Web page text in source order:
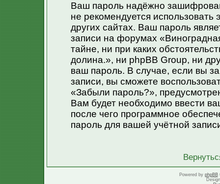
Ваш пароль надёжно
не рекомендуется
других сайтах. Ваш пароль
записи на форумах
тайне, ни при каких
долина.», ни phpBB Group, ни
ваш пароль. В случае, если вы
записи, вы сможете
«Забыли пароль?»,
Вам будет необходимо ввести
после чего программное
пароль для вашей учётной
Powered by phpBB